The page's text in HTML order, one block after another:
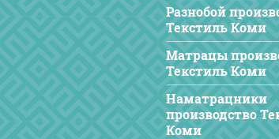
Разнобой
Текстиль Коми
Матрацы
Текстиль Коми
Наматрацники
производство
Коми